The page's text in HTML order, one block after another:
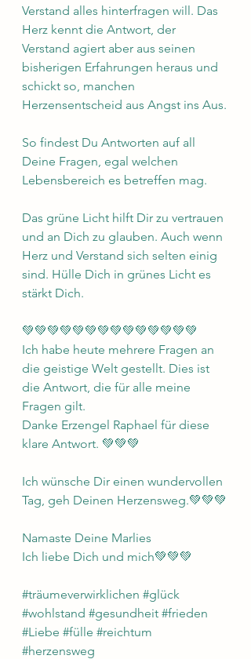
Verstand alles hinterfragen will. Das
Herz kennt die Antwort, der
Verstand agiert aber aus seinen
bisherigen Erfahrungen heraus und
schickt so, manchen
Herzensentscheid aus Angst ins Aus.
So findest Du Antworten auf all
Deine Fragen, egal welchen
Lebensbereich es betreffen mag.
Das grüne Licht hilft Dir zu vertrauen
und an Dich zu glauben. Auch wenn
Herz und Verstand sich selten einig
sind. Hülle Dich in grünes Licht es
stärkt Dich.
💚💚💚💚💚💚💚💚💚💚💚💚💚💚
Ich habe heute mehrere Fragen an
die geistige Welt gestellt. Dies ist
die Antwort, die für alle meine
Fragen gilt.
Danke Erzengel Raphael für diese
klare Antwort. 💚💚💚
Ich wünsche Dir einen wundervollen
Tag, geh Deinen Herzensweg.💚💚💚
Namaste Deine Marlies
Ich liebe Dich und mich💚💚💚
#träumeverwirklichen #glück
#wohlstand #gesundheit #frieden
#Liebe #fülle #reichtum
#herzensweg